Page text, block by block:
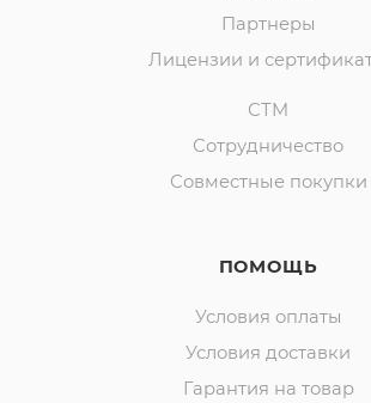
Партнеры
Лицензии и
СТМ
Сотрудничество
Совместные покупки
ПОМОЩЬ
Условия оплаты
Условия доставки
Гарантия на товар